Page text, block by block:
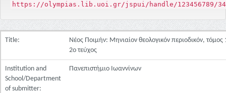
https://olympias.lib.uoi.gr/jspui/handle/123456789/
Title:
Νέος Ποιμήν: Μηνιαίον θεολογικόν περιοδικόν, τόμος
2ο τεύχος
Institution and
School/Department
of submitter:
Πανεπιστήμιο Ιωαννίνων